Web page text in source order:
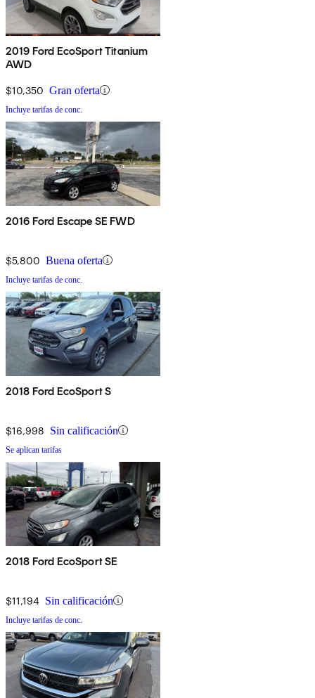
2019 Ford EcoSport Titanium
AWD
$10,350 Gran oferta
Incluye tarifas de conc.
2016 Ford Escape SE FWD
$5,800 Buena oferta
Incluye tarifas de conc.
2018 Ford EcoSport S
$16,998 Sin calificación
Se aplican tarifas
2018 Ford EcoSport SE
$11,194 Sin calificación
Incluye tarifas de conc.